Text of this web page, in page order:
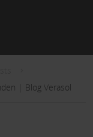
| Blog Verasol